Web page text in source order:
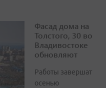
Фасад дома на
Толстого, 30 во
Владивостоке
обновляют
Работы завершат
осенью